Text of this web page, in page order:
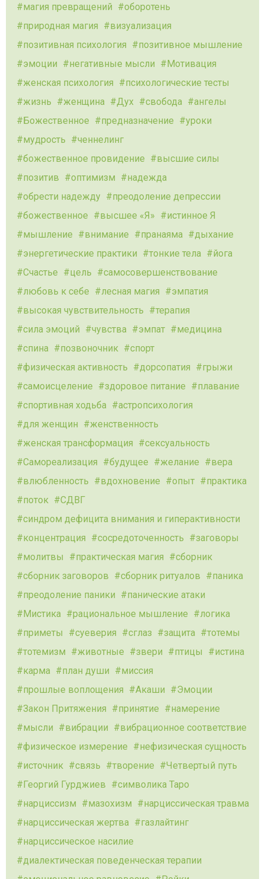
магия превращений
оборотень
природная магия
визуализация
позитивная психология
позитивное мышление
эмоции
негативные мысли
Мотивация
женская психология
психологические тесты
жизнь
женщина Дух свобода
ангелы
Божественное
предназначение
уроки
мудрость
ченнелинг
божественное провидение
высшие силы
позитив
оптимизм
надежда
обрести надежду
преодоление депрессии
божественное
высшее «Я»
истинное Я
мышление
внимание пранаяма
дыхание
энергетические практики
тонкие тела
йога
Счастье
цель
самосовершенствование
любовь к себе
лесная магия
эмпатия
высокая чувствительность
терапия
сила эмоций
чувства эмпат
медицина
спина
позвоночник
спорт
физическая активность
дорсопатия
грыжи
самоисцеление
здоровое питание
плавание
спортивная ходьба
астропсихология
для женщин
женственность
женская трансформация
сексуальность
Самореализация
будущее желание
вера
влюбленность
вдохновение опыт
практика
поток
СДВГ
синдром дефицита внимания и гиперактивности
концентрация
сосредоточенность
заговоры
молитвы
практическая магия
сборник
сборник заговоров
сборник ритуалов
паника
преодоление паники
панические атаки
Мистика
рациональное мышление
логика
приметы
суеверия сглаз защита
тотемы
тотемизм
животные звери птицы
истина
карма
план души
миссия
прошлые воплощения
Акаши
Эмоции
Закон Притяжения
принятие
намерение
мысли
вибрации
вибрационное соответствие
физическое измерение
нефизическая сущность
источник
связь творение
Четвертый путь
Георгий Гурджиев
символика Таро
нарциссизм
мазохизм
нарциссическая травма
нарциссическая жертва
газлайтинг
нарциссическое насилие
диалектическая поведенческая терапии